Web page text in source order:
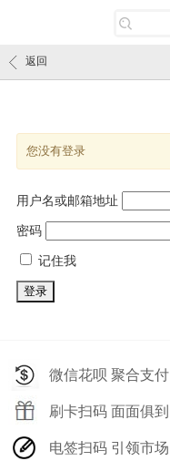
返回
您没有登录
用户名或邮箱地址
密码
记住我
微信花呗 聚合支付
刷卡扫码 面面俱到
电签扫码 引领市场